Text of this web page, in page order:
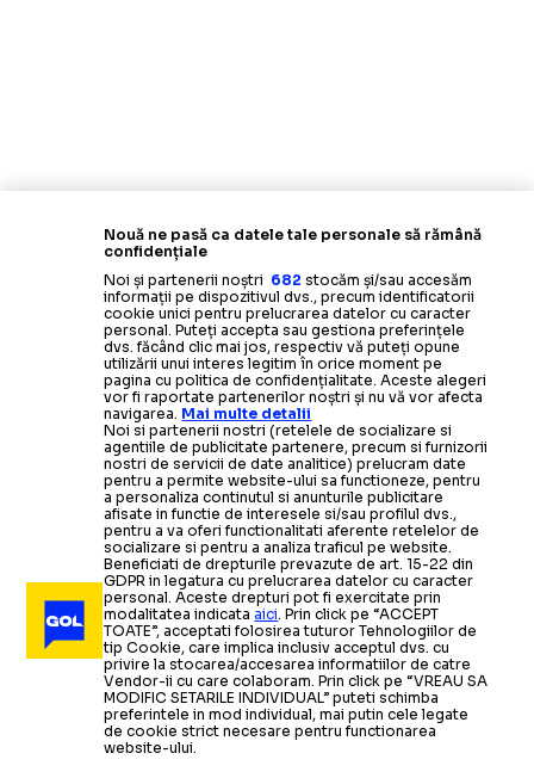
Nouă ne pasă ca datele tale personale să rămână
confidențiale
Noi și partenerii noștri 682 stocăm și/sau accesăm
informații pe dispozitivul dvs., precum identificatorii
cookie unici pentru prelucrarea datelor cu caracter
personal. Puteți accepta sau gestiona preferințele
dvs. făcând clic mai jos, respectiv vă puteți opune
utilizării unui interes legitim în orice moment pe
pagina cu politica de confidențialitate. Aceste alegeri
vor fi raportate partenerilor noștri și nu vă vor afecta
navigarea. Mai multe detalii
Noi si partenerii nostri (retelele de socializare si
agentiile de publicitate partenere, precum si furnizorii
nostri de servicii de date analitice) prelucram date
pentru a permite website-ului sa functioneze, pentru
a personaliza continutul si anunturile publicitare
afisate in functie de interesele si/sau profilul dvs.,
pentru a va oferi functionalitati aferente retelelor de
socializare si pentru a analiza traficul pe website.
Beneficiati de drepturile prevazute de art. 15-22 din
GDPR in legatura cu prelucrarea datelor cu caracter
personal. Aceste drepturi pot fi exercitate prin
modalitatea indicataaici. Prin click pe “ACCEPT
TOATE”, acceptati folosirea tuturor Tehnologiilor de
tip Cookie, care implica inclusiv acceptul dvs. cu
privire la stocarea/accesarea informatiilor de catre
Vendor-ii cu care colaboram. Prin click pe “VREAU SA
MODIFIC SETARILE INDIVIDUAL” puteti schimba
preferintele in mod individual, mai putin cele legate
de cookie strict necesare pentru functionarea
website-ului.